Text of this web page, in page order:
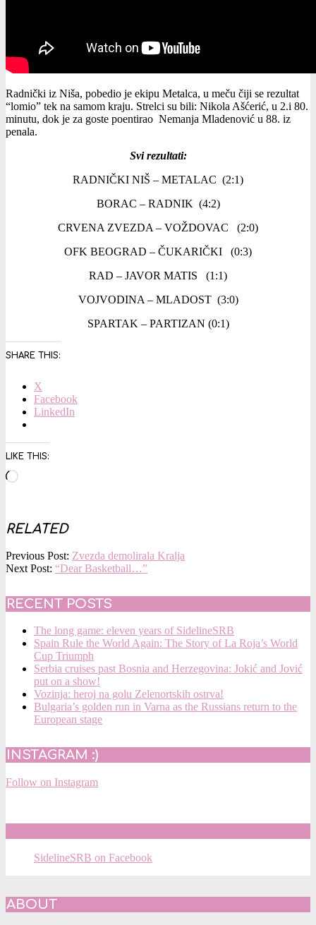
Radnički iz Niša, pobedio je ekipu Metalca, u meču čiji se rezultat
“lomio” tek na samom kraju. Strelci su bili: Nikola Ašćerić, u 2.i 80.
minutu, dok je za goste poentirao Nemanja Mladenović u 88. iz
penala.
Svi rezultati:
RADNIČKI NIŠ – METALAC (2:1)
BORAC – RADNIK (4:2)
CRVENA ZVEZDA – VOŽDOVAC (2:0)
OFK BEOGRAD – ČUKARIČKI (0:3)
RAD – JAVOR MATIS (1:1)
VOJVODINA – MLADOST (3:0)
SPARTAK – PARTIZAN (0:1)
SHARE THIS:
X
Facebook
LinkedIn
LIKE THIS:
Loading…
RELATED
2015-
11-
Previous Post: Zvezda demolirala Kralja
Next Post: “Dear Basketball…”
RECENT POSTS
The long game: eleven years of SidelineSRB
Spain Rule the World Again: The Story of La Roja’s World
Cup Triumph
Serbia cruises past Bosnia and Herzegovina: Jokić and Jović
put on a show!
Vozinja: heroj na golu Zelenortskih ostrva!
Bulgaria’s golden run in Varna as the Russians return to the
European stage
INSTAGRAM :)
Follow on Instagram
SidelineSRB on Facebook
ABOUT